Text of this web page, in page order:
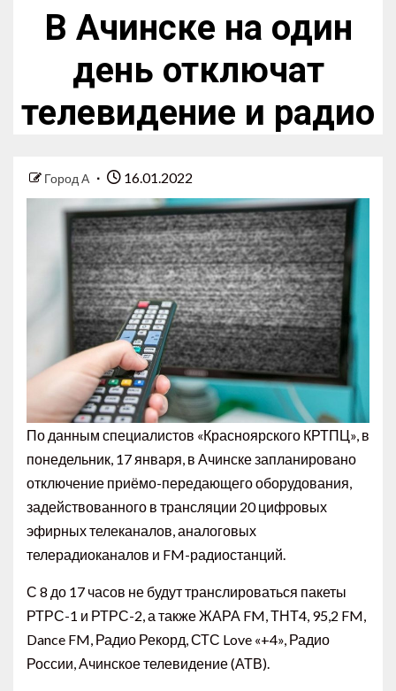
В Ачинске на один
день отключат
телевидение и радио
Город А 16.01.2022
По данным специалистов «Красноярского КРТПЦ», в
понедельник, 17 января, в Ачинске запланировано
отключение приёмо-передающего оборудования,
задействованного в трансляции 20 цифровых
эфирных телеканалов, аналоговых
телерадиоканалов и FM-радиостанций.
С 8 до 17 часов не будут транслироваться пакеты
РТРС-1 и РТРС-2, а также ЖАРА FM, ТНТ4, 95,2 FM,
Dance FM, Радио Рекорд, СТС Love «+4», Радио
России, Ачинское телевидение (АТВ).